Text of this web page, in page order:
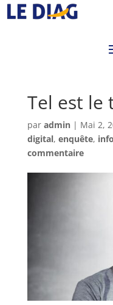
Tel est le
par admin| Mai 2,
digital, enquête,
commentaire